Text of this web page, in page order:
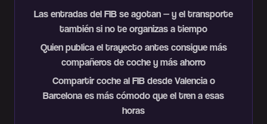
Las entradas del FIB se agotan — y el transporte
también si no te organizas a tiempo
Quien publica el trayecto antes consigue más
compañeros de coche y más ahorro
Compartir coche al FIB desde Valencia o
Barcelona es más cómodo que el tren a esas
horas